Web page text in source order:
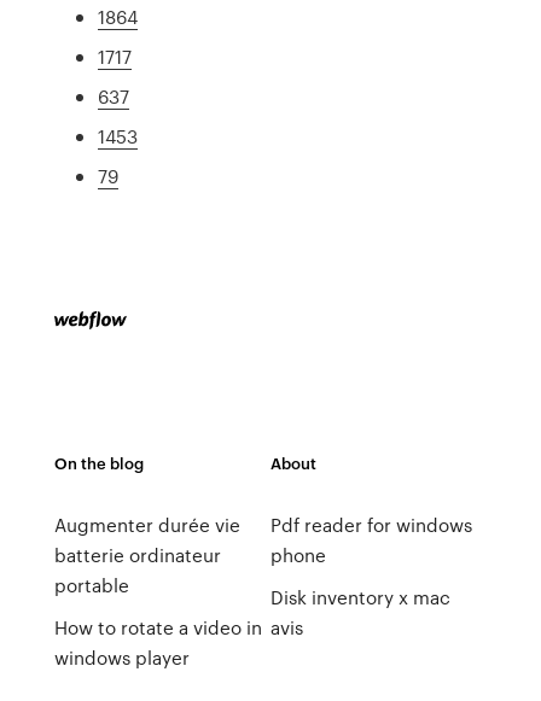
1864
1717
637
1453
79
On the blog
Augmenter durée vie
batterie ordinateur
portable
How to rotate a video in
windows player
About
Pdf reader for windows
phone
Disk inventory x mac
avis